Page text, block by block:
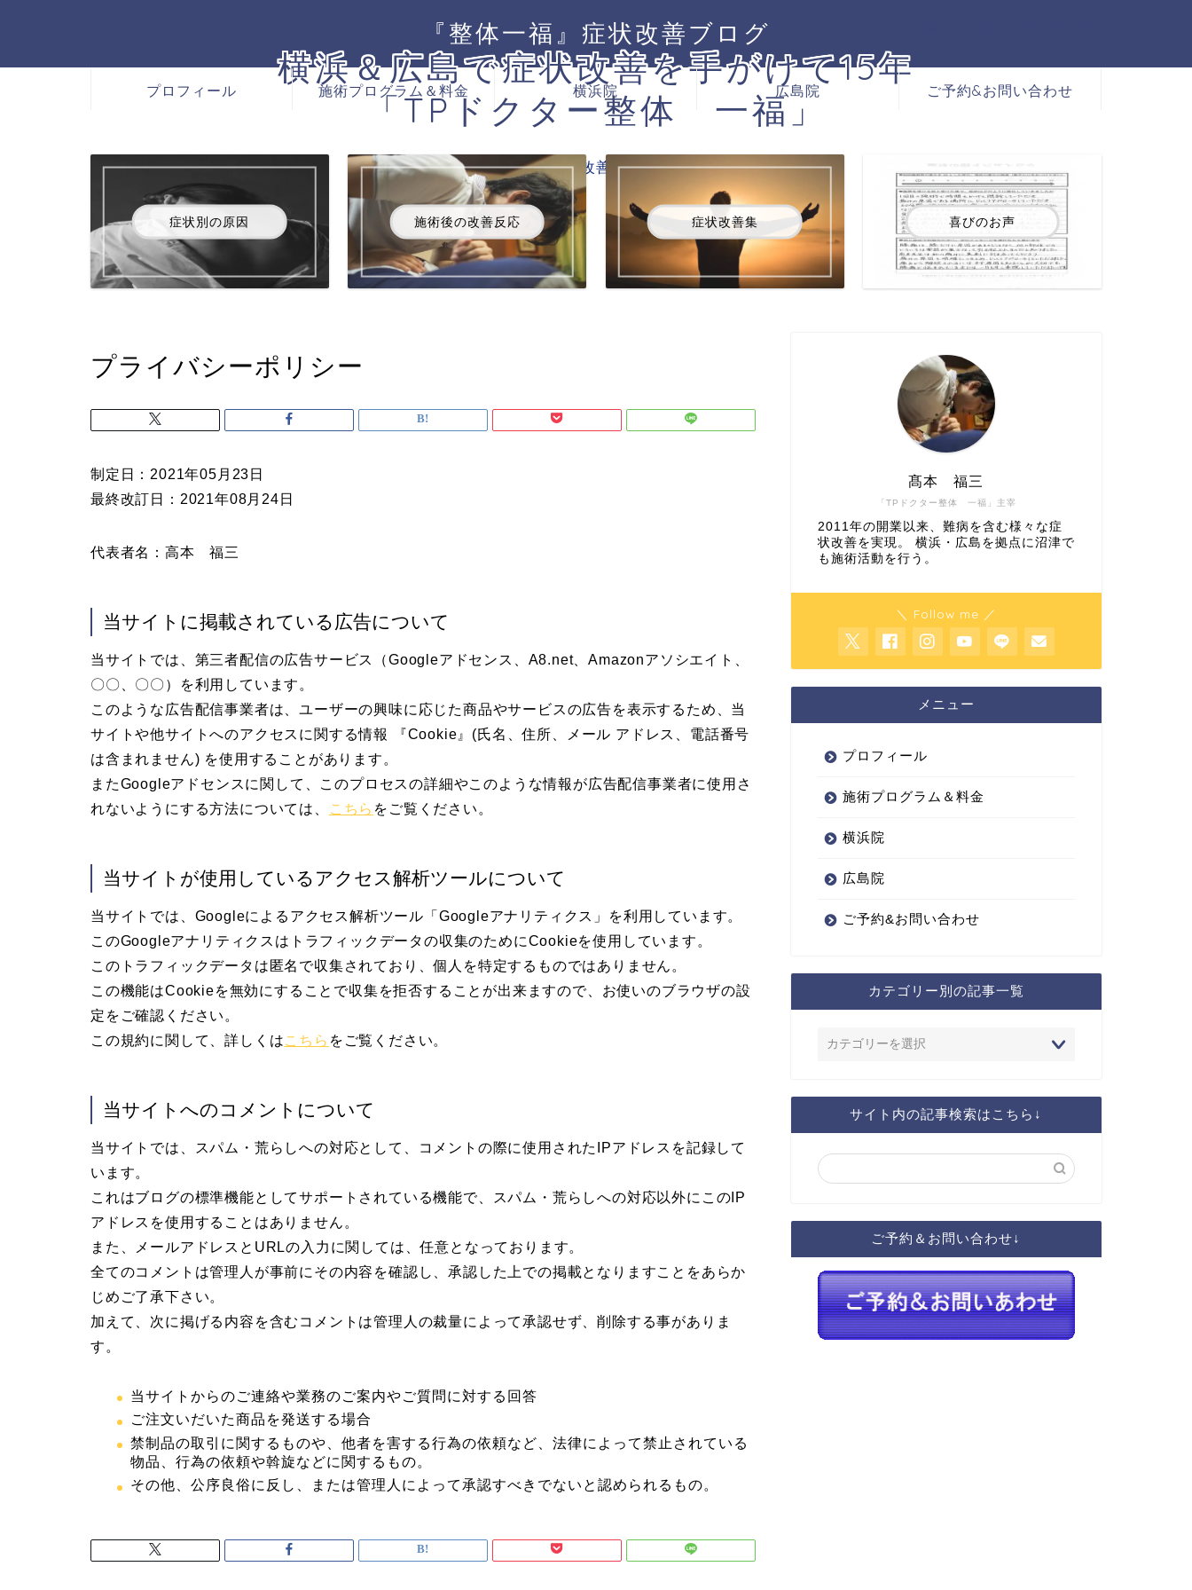
『整体一福』症状改善ブログ
横浜＆広島で症状改善を手がけて15年
「TPドクター整体 一福」
様々な症状の解決法・改善症例をここにご紹介。
プロフィール 施術プログラム＆料金 横浜院 広島院 ご予約&お問い合わせ
症状別の原因 施術後の改善反応 症状改善集 喜びのお声
プライバシーポリシー
制定日：2021年05月23日
最終改訂日：2021年08月24日
代表者名：高本 福三
当サイトに掲載されている広告について
当サイトでは、第三者配信の広告サービス（Googleアドセンス、A8.net、Amazonアソシエイト、
〇〇、〇〇）を利用しています。
このような広告配信事業者は、ユーザーの興味に応じた商品やサービスの広告を表示するため、当
サイトや他サイトへのアクセスに関する情報 『Cookie』(氏名、住所、メール アドレス、電話番号
は含まれません) を使用することがあります。
またGoogleアドセンスに関して、このプロセスの詳細やこのような情報が広告配信事業者に使用さ
れないようにする方法については、
こちら をご覧ください。
当サイトが使用しているアクセス解析ツールについて
当サイトでは、Googleによるアクセス解析ツール「Googleアナリティクス」を利用しています。
このGoogleアナリティクスはトラフィックデータの収集のためにCookieを使用しています。
このトラフィックデータは匿名で収集されており、個人を特定するものではありません。
この機能はCookieを無効にすることで収集を拒否することが出来ますので、お使いのブラウザの設
定をご確認ください。
この規約に関して、詳しくはこちら をご覧ください。
当サイトへのコメントについて
当サイトでは、スパム・荒らしへの対応として、コメントの際に使用されたIPアドレスを記録して
います。
これはブログの標準機能としてサポートされている機能で、スパム・荒らしへの対応以外にこのIP
アドレスを使用することはありません。
また、メールアドレスとURLの入力に関しては、任意となっております。
全てのコメントは管理人が事前にその内容を確認し、承認した上での掲載となりますことをあらか
じめご了承下さい。
加えて、次に掲げる内容を含むコメントは管理人の裁量によって承認せず、削除する事がありま
す。
当サイトからのご連絡や業務のご案内やご質問に対する回答
ご注文いだいた商品を発送する場合
禁制品の取引に関するものや、他者を害する行為の依頼など、法律によって禁止されている
物品、行為の依頼や斡旋などに関するもの。
その他、公序良俗に反し、または管理人によって承認すべきでないと認められるもの。
「TPドクター整体 一福」主宰
髙本 福三
2011年の開業以来、難病を含む様々な症
状改善を実現。 横浜・広島を拠点に沼津で
も施術活動を行う。
＼ Follow me ／
メニュー
プロフィール
施術プログラム＆料金
横浜院
広島院
ご予約&お問い合わせ
カテゴリー別の記事一覧
サイト内の記事検索はこちら↓
ご予約＆お問い合わせ↓